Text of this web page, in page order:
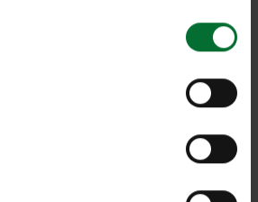
Omaggio a Bologna